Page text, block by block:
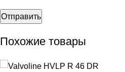
Похожие товары